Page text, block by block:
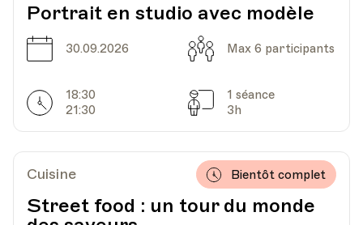
Lieu
HEP - Haute Ecole Pédagogique - Salle 820
1005, Lausanne
Lieu
HEP - Haute Ecole Pédagogique - Salle 820
1005, Lausanne
Portrait en studio avec modèle
Date
30.09.2026 Capacité
Max 6 participants
Horarires
18:30
21:30
Séances
1 séance
3h
Cuisine
Street food : un tour du monde
Bientôt complet